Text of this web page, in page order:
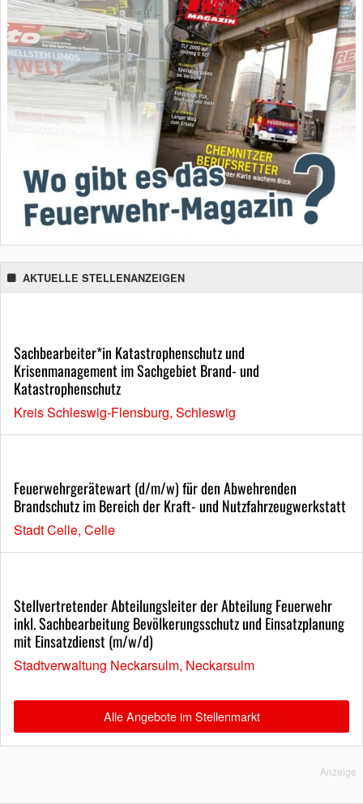
AKTUELLE STELLENANZEIGEN
Sachbearbeiter*in Katastrophenschutz und
Krisenmanagement im Sachgebiet Brand- und
Katastrophenschutz
Kreis Schleswig-Flensburg, Schleswig
Feuerwehrgerätewart (d/m/w) für den Abwehrenden
Brandschutz im Bereich der Kraft- und Nutzfahrzeugwerkstatt
Stadt Celle, Celle
Stellvertretender Abteilungsleiter der Abteilung Feuerwehr
inkl. Sachbearbeitung Bevölkerungsschutz und Einsatzplanung
mit Einsatzdienst (m/w/d)
Stadtverwaltung Neckarsulm, Neckarsulm
Alle Angebote im Stellenmarkt
Anzeige